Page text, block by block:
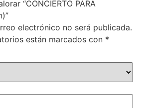
“CONCIERTO PARA
electrónico no será publicada.
están marcados con *